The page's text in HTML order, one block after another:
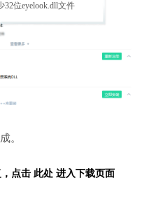
32位eyelook.dll文件
。
点击 此处 进入下载页面